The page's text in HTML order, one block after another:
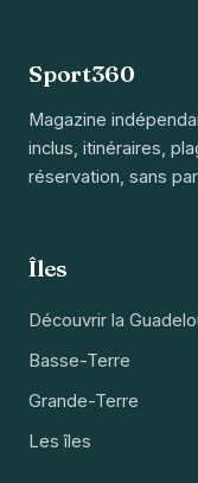
Sport360
Magazine
inclus, itinéraires,
réservation, sans
Îles
Découvrir la
Basse-Terre
Grande-Terre
Les îles